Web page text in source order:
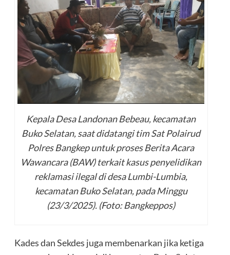
Kepala Desa Landonan Bebeau, kecamatan
Buko Selatan, saat didatangi tim Sat Polairud
Polres Bangkep untuk proses Berita Acara
Wawancara (BAW) terkait kasus penyelidikan
reklamasi ilegal di desa Lumbi-Lumbia,
kecamatan Buko Selatan, pada Minggu
(23/3/2025). (Foto: Bangkeppos)
Kades dan Sekdes juga membenarkan jika ketiga